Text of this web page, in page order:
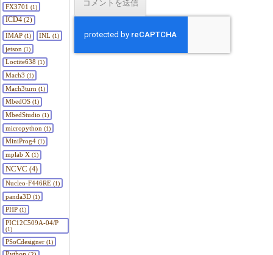
FX3701 (1)
ICD4 (2)
IMAP(1) INL (1)
jetson (1)
Loctite638 (1)
Mach3 (1)
Mach3turn (1)
MbedOS(1)
MbedStudio (1)
micropython (1)
MiniProg4(1)
mplab X(1)
NCVC (4)
Nucleo-F446RE(1)
panda3D(1)
PHP(1)
PIC12C509A-04/P
(1)
PSoCdesigner(1)